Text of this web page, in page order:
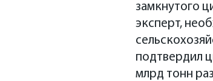
замкнутого
эксперт,
подтвердил
млрд тонн